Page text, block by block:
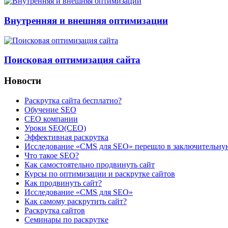
Внутренняя и внешняя оптимизации
Поисковая оптимизация сайта
Новости
Раскрутка сайта бесплатно?
Обучение SEO
CEO компании
Уроки SEO(СЕО)
Эффективная раскрутка
Исследование «CMS для SEO» перешло в
Что такое SEO?
Как самостоятельно продвинуть сайт
Курсы по оптимизации и раскрутке сайтов
Как продвинуть сайт?
Исследование «CMS для SEO»
Как самому раскрутить сайт?
Раскрутка сайтов
Семинары по раскрутке